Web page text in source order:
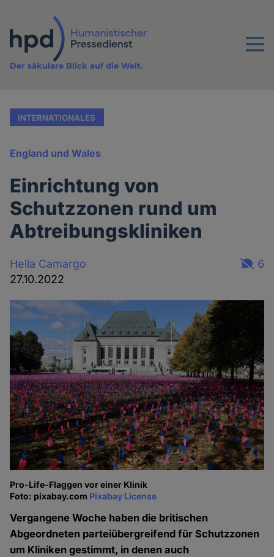
Inhalt
Menu
Der säkulare Blick auf die Welt.
INTERNATIONALES
England und Wales
Einrichtung von
Schutzzonen rund um
Abtreibungskliniken
Hella Camargo
27.10.2022
6
Pro-Life-Flaggen vor einer Klinik
Foto: pixabay.com Pixabay License
Vergangene Woche haben die britischen
Abgeordneten parteiübergreifend für Schutzzonen
um Kliniken gestimmt, in denen auch